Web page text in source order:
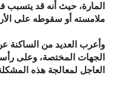
المارة، حيث أنه قد
ملامسته أو سقوطه على
وأعرب العديد من الساكنة
الجهات المختصة، وعلى
العاجل لمعالجة هذه